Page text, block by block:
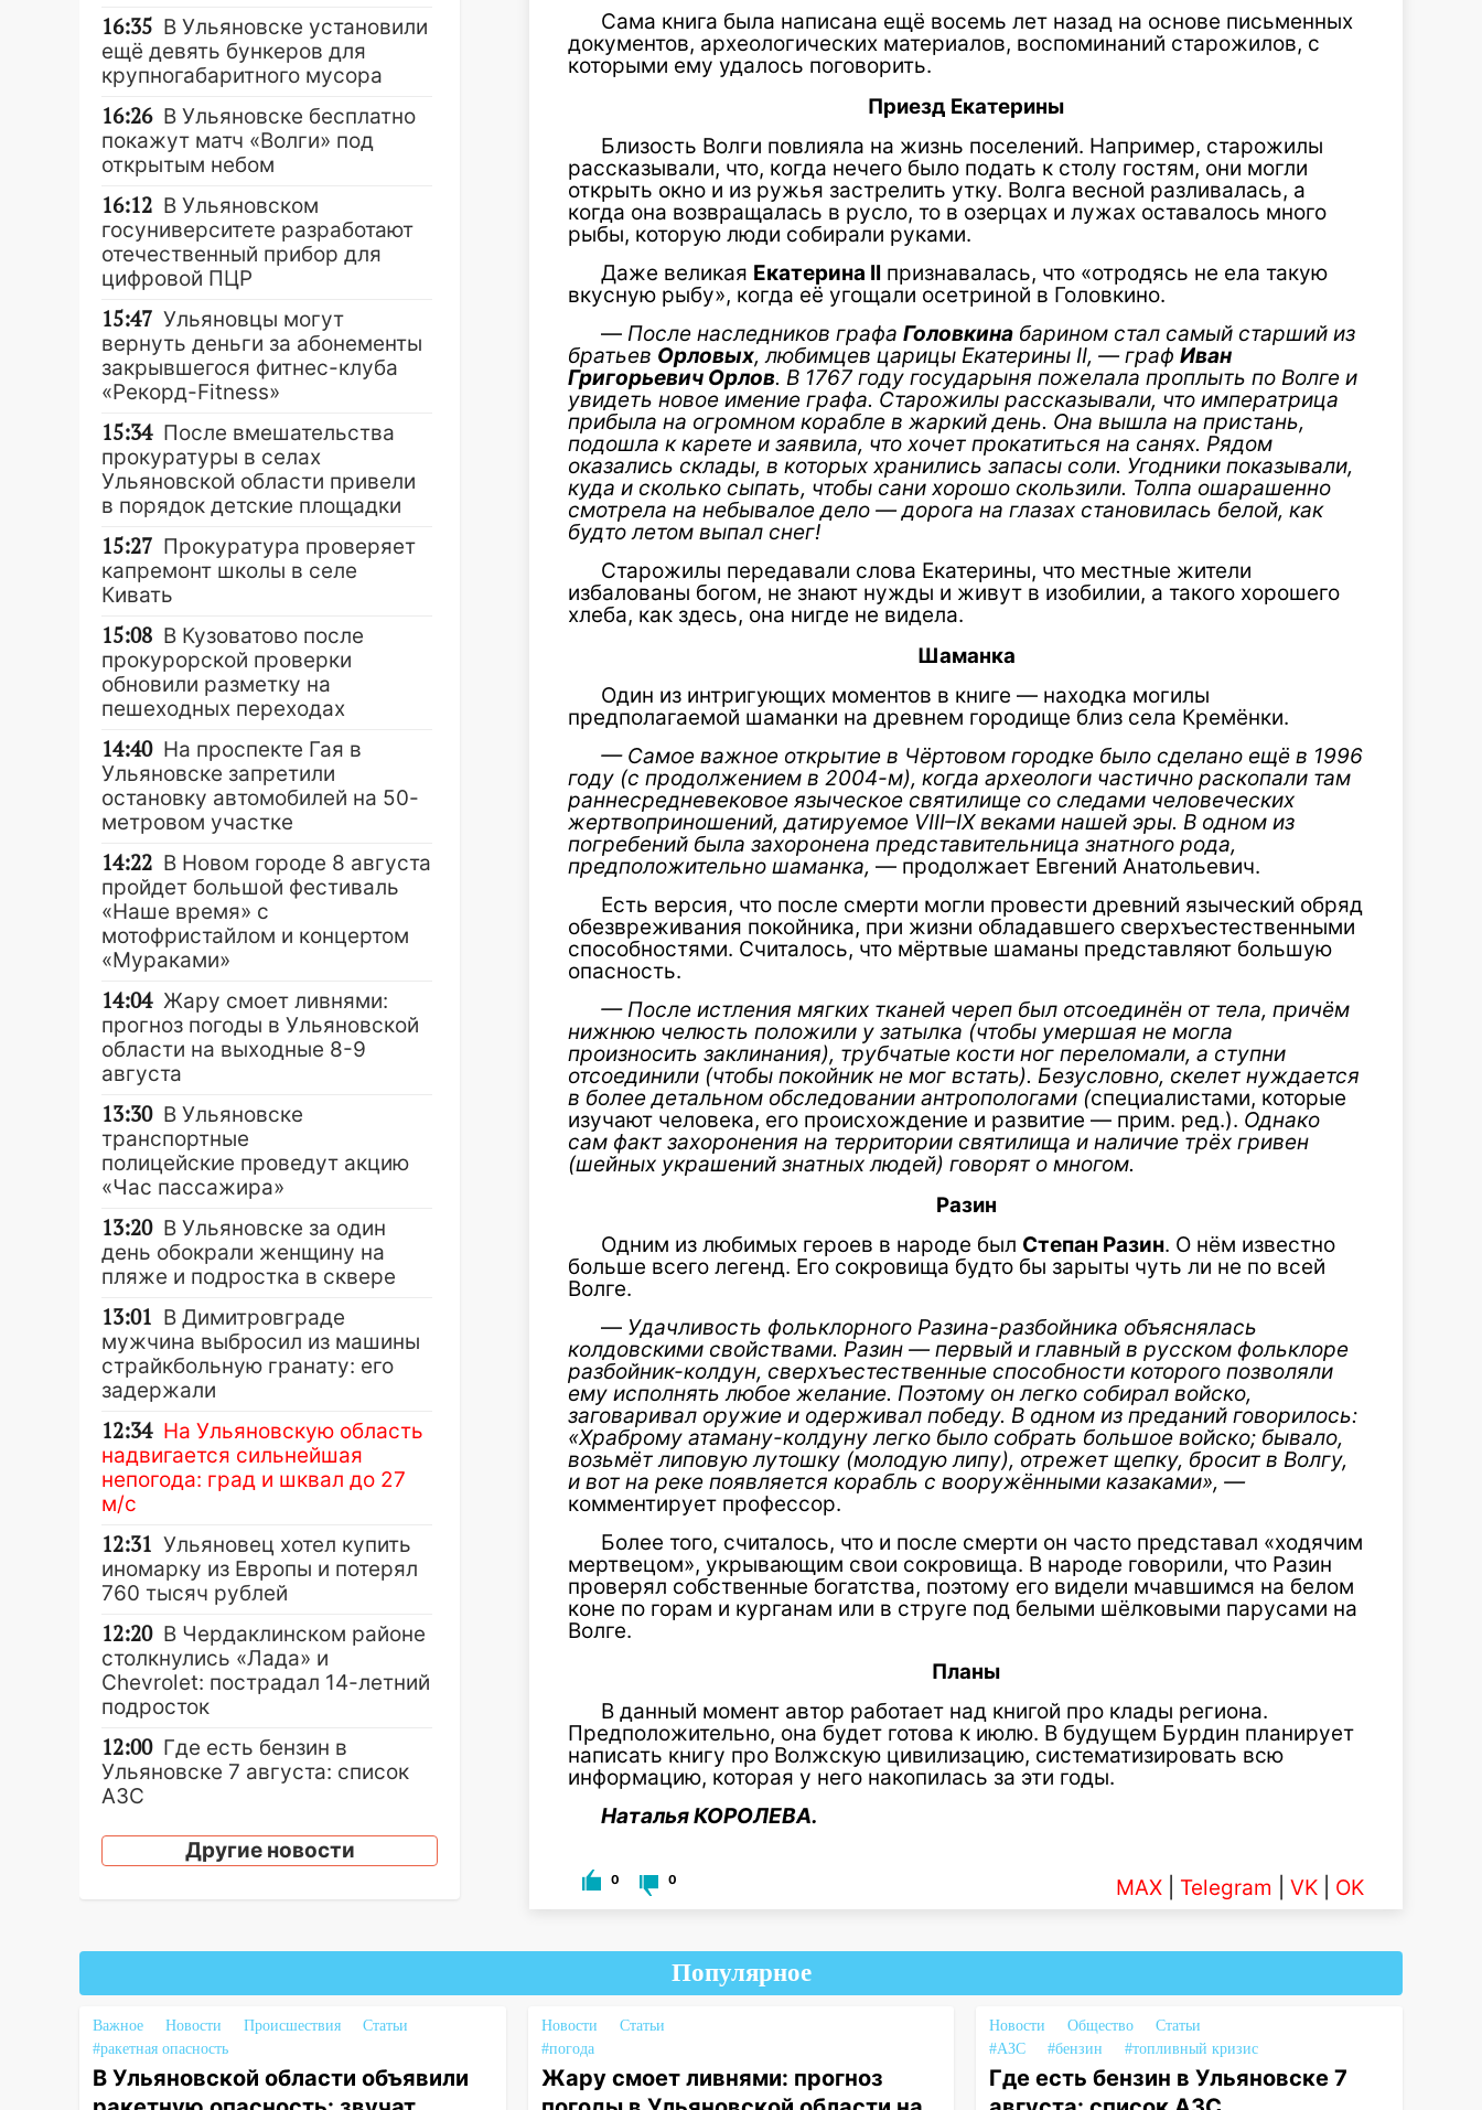
Сама книга была написана ещё восемь лет назад на основе письменных
документов, археологических материалов, воспоминаний старожилов, с
которыми ему удалось поговорить.
Приезд Екатерины
Близость Волги повлияла на жизнь поселений. Например, старожилы
рассказывали, что, когда нечего было подать к столу гостям, они могли
открыть окно и из ружья застрелить утку. Волга весной разливалась, а
когда она возвращалась в русло, то в озерцах и лужах оставалось много
рыбы, которую люди собирали руками.
Даже великая Екатерина II признавалась, что «отродясь не ела такую
вкусную рыбу», когда её угощали осетриной в Головкино.
— После наследников графа Головкина барином стал самый старший из
братьев Орловых, любимцев царицы Екатерины II, — граф Иван
Григорьевич Орлов. В 1767 году государыня пожелала проплыть по Волге и
увидеть новое имение графа. Старожилы рассказывали, что императрица
прибыла на огромном корабле в жаркий день. Она вышла на пристань,
подошла к карете и заявила, что хочет прокатиться на санях. Рядом
оказались склады, в которых хранились запасы соли. Угодники показывали,
куда и сколько сыпать, чтобы сани хорошо скользили. Толпа ошарашенно
смотрела на небывалое дело — дорога на глазах становилась белой, как
будто летом выпал снег!
Старожилы передавали слова Екатерины, что местные жители
избалованы богом, не знают нужды и живут в изобилии, а такого хорошего
хлеба, как здесь, она нигде не видела.
Шаманка
Один из интригующих моментов в книге — находка могилы
предполагаемой шаманки на древнем городище близ села Кремёнки.
— Самое важное открытие в Чёртовом городке было сделано ещё в 1996
году (с продолжением в 2004-м), когда археологи частично раскопали там
раннесредневековое языческое святилище со следами человеческих
жертвоприношений, датируемое VIII–IX веками нашей эры. В одном из
погребений была захоронена представительница знатного рода,
предположительно шаманка, — продолжает Евгений Анатольевич.
Есть версия, что после смерти могли провести древний языческий обряд
обезвреживания покойника, при жизни обладавшего сверхъестественными
способностями. Считалось, что мёртвые шаманы представляют большую
опасность.
— После истления мягких тканей череп был отсоединён от тела, причём
нижнюю челюсть положили у затылка (чтобы умершая не могла
произносить заклинания), трубчатые кости ног переломали, а ступни
отсоединили (чтобы покойник не мог встать). Безусловно, скелет нуждается
в более детальном обследовании антропологами (специалистами, которые
изучают человека, его происхождение и развитие — прим. ред.). Однако
сам факт захоронения на территории святилища и наличие трёх гривен
(шейных украшений знатных людей) говорят о многом.
Разин
Одним из любимых героев в народе был Степан Разин. О нём известно
больше всего легенд. Его сокровища будто бы зарыты чуть ли не по всей
Волге.
— Удачливость фольклорного Разина-разбойника объяснялась
колдовскими свойствами. Разин — первый и главный в русском фольклоре
разбойник-колдун, сверхъестественные способности которого позволяли
ему исполнять любое желание. Поэтому он легко собирал войско,
заговаривал оружие и одерживал победу. В одном из преданий говорилось:
«Храброму атаману-колдуну легко было собрать большое войско; бывало,
возьмёт липовую лутошку (молодую липу), отрежет щепку, бросит в Волгу,
и вот на реке появляется корабль с вооружёнными казаками», —
комментирует профессор.
Более того, считалось, что и после смерти он часто представал «ходячим
мертвецом», укрывающим свои сокровища. В народе говорили, что Разин
проверял собственные богатства, поэтому его видели мчавшимся на белом
коне по горам и курганам или в струге под белыми шёлковыми парусами на
Волге.
Планы
В данный момент автор работает над книгой про клады региона.
Предположительно, она будет готова к июлю. В будущем Бурдин планирует
написать книгу про Волжскую цивилизацию, систематизировать всю
информацию, которая у него накопилась за эти годы.
Наталья КОРОЛЕВА.
0 0 MAX Telegram VK OK
16:35 В Ульяновске установили
ещё девять бункеров для
крупногабаритного мусора
16:26 В Ульяновске бесплатно
покажут матч «Волги» под
открытым небом
16:12 В Ульяновском
госуниверситете разработают
отечественный прибор для
цифровой ПЦР
15:47 Ульяновцы могут
вернуть деньги за абонементы
закрывшегося фитнес-клуба
«Рекорд-Fitness»
15:34 После вмешательства
прокуратуры в селах
Ульяновской области привели
в порядок детские площадки
15:27 Прокуратура проверяет
капремонт школы в селе
Кивать
15:08 В Кузоватово после
прокурорской проверки
обновили разметку на
пешеходных переходах
14:40 На проспекте Гая в
Ульяновске запретили
остановку автомобилей на 50-
метровом участке
14:22 В Новом городе 8 августа
пройдет большой фестиваль
«Наше время» с
мотофристайлом и концертом
«Мураками»
14:04 Жару смоет ливнями:
прогноз погоды в Ульяновской
области на выходные 8-9
августа
13:30 В Ульяновске
транспортные
полицейские проведут акцию
«Час пассажира»
13:20 В Ульяновске за один
день обокрали женщину на
пляже и подростка в сквере
13:01 В Димитровграде
мужчина выбросил из машины
страйкбольную гранату: его
задержали
12:34 На Ульяновскую область
надвигается сильнейшая
непогода: град и шквал до 27
м/с
12:31 Ульяновец хотел купить
иномарку из Европы и потерял
760 тысяч рублей
12:20 В Чердаклинском районе
столкнулись «Лада» и
Chevrolet: пострадал 14-летний
подросток
12:00 Где есть бензин в
Ульяновске 7 августа: список
АЗС
11:50 Заснул рядом с ребёнком
и случайно задушил его: суд
пожар полностью уничтожил
11:38
В Госдуме предложили
отменить ЕГЭ с 2027 года
11:25 В Ульяновске ИИ будет
Другие новости
Популярное
Важное Новости Происшествия
Статьи
#ракетная опасность
В Ульяновской области объявили
Новости
Статьи
#погода
Жару смоет ливнями: прогноз
Новости Общество
Статьи
#АЗС
#бензин #топливный кризис
Где есть бензин в Ульяновске 7